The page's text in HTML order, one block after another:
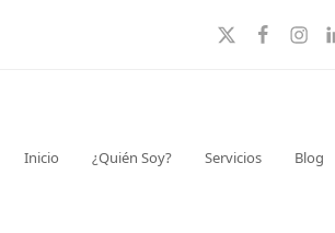
Twitter
Inicio ¿Quién Soy? Servicios Blog